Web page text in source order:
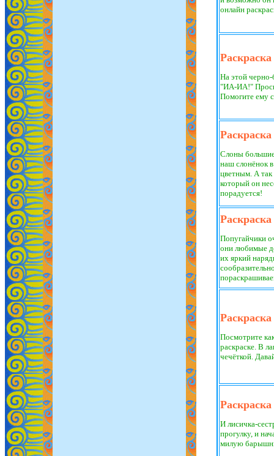
онлайн
На этой черно-
"ИА-ИА!"
Помогите ему
Слоны
наш слонёнок
цветным. А так
который он
порадуется!
Попугайчики
они любимые
их яркий
Посмотрите
раскраске. В
чечёткой.
И лисичка-
прогулку, и
милую